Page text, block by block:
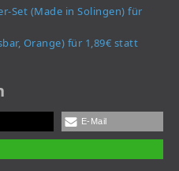
Set (Made in Solingen) für
Orange) für 1,89€ statt
E-Mail